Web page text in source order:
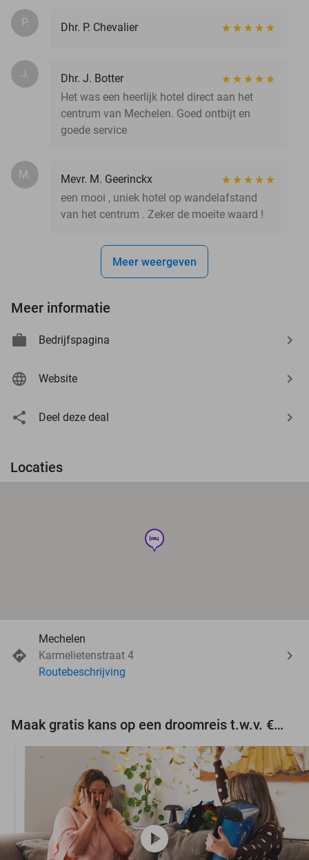
P. Dhr. P. Chevalier
J.
Dhr. J. Botter
Het was een heerlijk hotel direct aan het
centrum van Mechelen. Goed ontbijt en
goede service
M.
Mevr. M. Geerinckx
een mooi , uniek hotel op wandelafstand
van het centrum . Zeker de moeite waard !
Meer weergeven
Meer informatie
Bedrijfspagina
Website
Deel deze deal
Locaties
hotel
Mechelen
Karmelietenstraat 4
Routebeschrijving
Maak gratis kans op een droomreis t.w.v. €3.000!
play_circle